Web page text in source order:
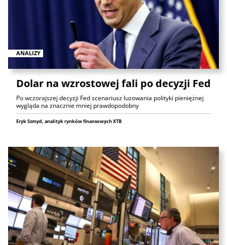
ANALIZY
Dolar na wzrostowej fali po decyzji Fed
Po wczorajszej decyzji Fed scenariusz luzowania polityki pieniężnej
wygląda na znacznie mniej prawdopodobny
Eryk Szmyd, analityk rynków finansowych XTB